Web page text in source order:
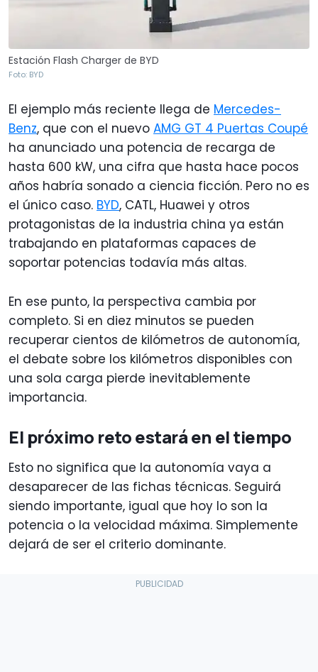
Estación Flash Charger de BYD
Foto: BYD
El ejemplo más reciente llega de Mercedes-
Benz, que con el nuevo AMG GT 4 Puertas Coupé
ha anunciado una potencia de recarga de
hasta 600 kW, una cifra que hasta hace pocos
años habría sonado a ciencia ficción. Pero no es
el único caso. BYD, CATL, Huawei y otros
protagonistas de la industria china ya están
trabajando en plataformas capaces de
soportar potencias todavía más altas.
En ese punto, la perspectiva cambia por
completo. Si en diez minutos se pueden
recuperar cientos de kilómetros de autonomía,
el debate sobre los kilómetros disponibles con
una sola carga pierde inevitablemente
importancia.
El próximo reto estará en el tiempo
Esto no significa que la autonomía vaya a
desaparecer de las fichas técnicas. Seguirá
siendo importante, igual que hoy lo son la
potencia o la velocidad máxima. Simplemente
dejará de ser el criterio dominante.